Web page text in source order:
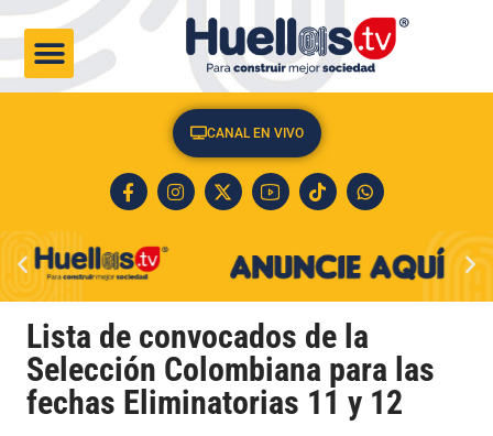
CANAL EN VIVO
Lista de convocados de la
Selección Colombiana para las
fechas Eliminatorias 11 y 12